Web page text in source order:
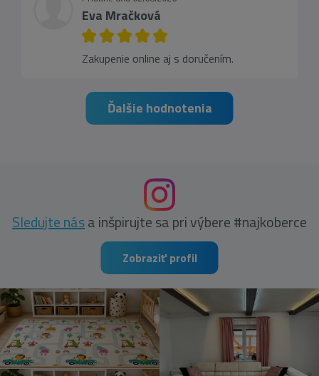
Eva Mračková
Zakupenie online aj s doručením.
Ďalšie hodnotenia
Sledujte nása inšpirujte sa pri výbere #najkoberce
Zobraziť profil